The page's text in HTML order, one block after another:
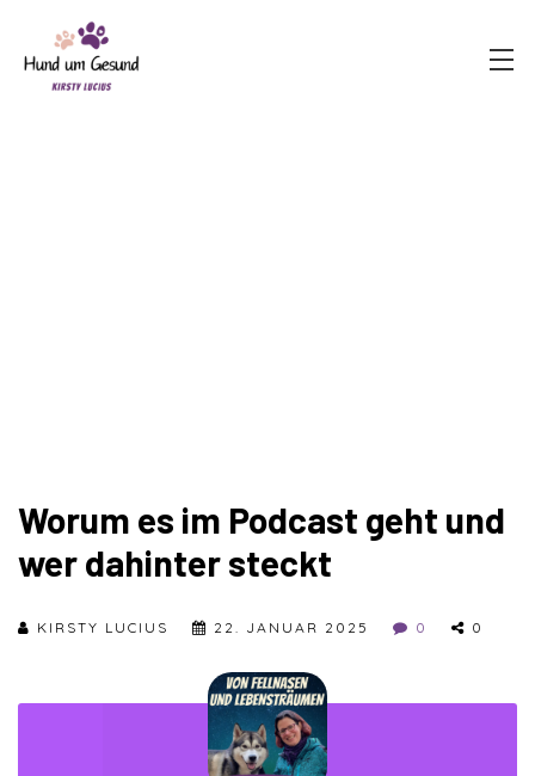
Worum es im Podcast geht und
wer dahinter steckt
KIRSTY LUCIUS 22. JANUAR 2025 0 0